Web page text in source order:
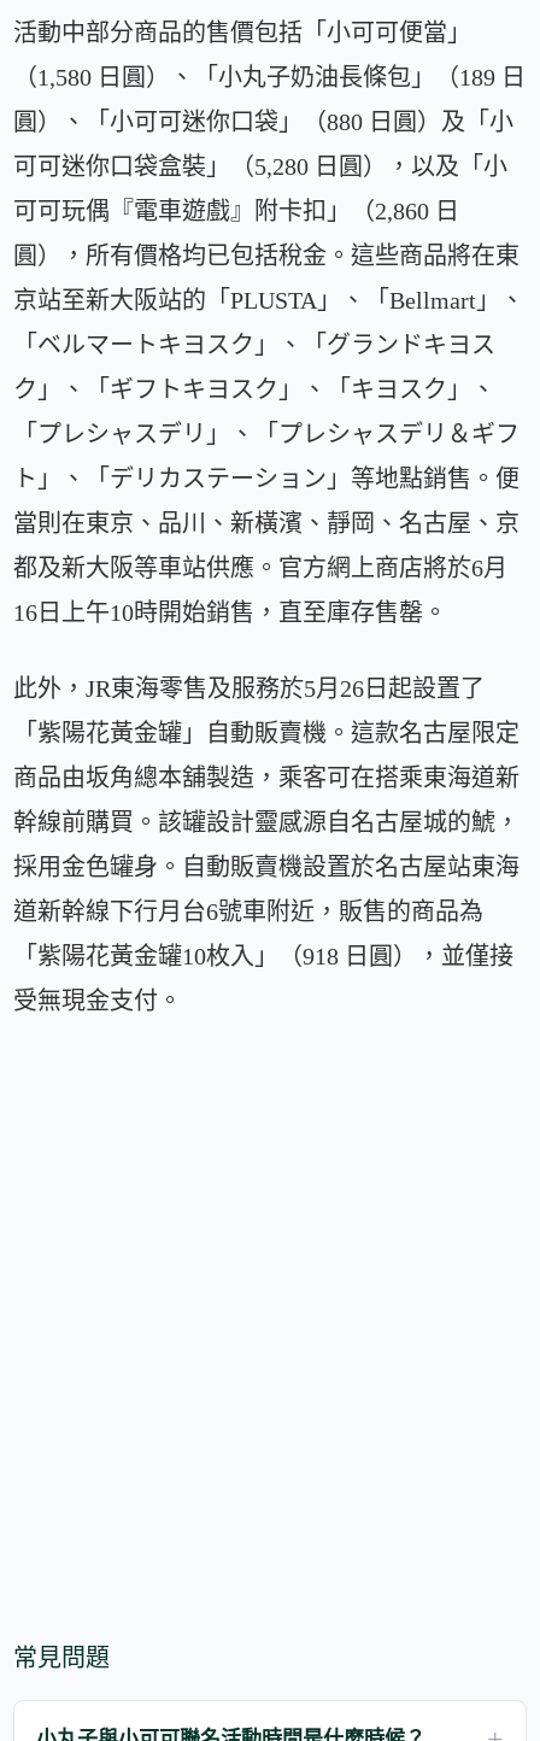
活動中部分商品的售價包括「小可可便當」
（1,580 日圓）、「小丸子奶油長條包」（189 日
圓）、「小可可迷你口袋」（880 日圓）及「小
可可迷你口袋盒裝」（5,280 日圓），以及「小
可可玩偶『電車遊戲』附卡扣」（2,860 日
圓），所有價格均已包括稅金。這些商品將在東
京站至新大阪站的「PLUSTA」、「Bellmart」、
「ベルマートキヨスク」、「グランドキヨス
ク」、「ギフトキヨスク」、「キヨスク」、
「プレシャスデリ」、「プレシャスデリ＆ギフ
ト」、「デリカステーション」等地點銷售。便
當則在東京、品川、新橫濱、靜岡、名古屋、京
都及新大阪等車站供應。官方網上商店將於6月
16日上午10時開始銷售，直至庫存售罄。
此外，JR東海零售及服務於5月26日起設置了
「紫陽花黃金罐」自動販賣機。這款名古屋限定
商品由坂角總本舖製造，乘客可在搭乘東海道新
幹線前購買。該罐設計靈感源自名古屋城的鯱，
採用金色罐身。自動販賣機設置於名古屋站東海
道新幹線下行月台6號車附近，販售的商品為
「紫陽花黃金罐10枚入」（918 日圓），並僅接
受無現金支付。
常見問題